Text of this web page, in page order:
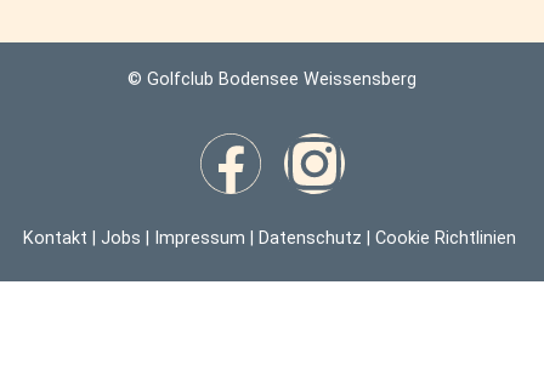
© Golfclub Bodensee Weissensberg
Kontakt Jobs Impressum Datenschutz Cookie Richtlinien